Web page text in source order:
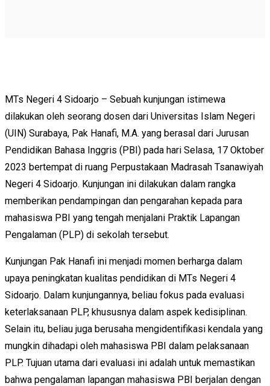
MTs Negeri 4 Sidoarjo – Sebuah kunjungan istimewa
dilakukan oleh seorang dosen dari Universitas Islam Negeri
(UIN) Surabaya, Pak Hanafi, M.A. yang berasal dari Jurusan
Pendidikan Bahasa Inggris (PBI) pada hari Selasa, 17 Oktober
2023 bertempat di ruang Perpustakaan Madrasah Tsanawiyah
Negeri 4 Sidoarjo. Kunjungan ini dilakukan dalam rangka
memberikan pendampingan dan pengarahan kepada para
mahasiswa PBI yang tengah menjalani Praktik Lapangan
Pengalaman (PLP) di sekolah tersebut.
Kunjungan Pak Hanafi ini menjadi momen berharga dalam
upaya peningkatan kualitas pendidikan di MTs Negeri 4
Sidoarjo. Dalam kunjungannya, beliau fokus pada evaluasi
keterlaksanaan PLP, khususnya dalam aspek kedisiplinan.
Selain itu, beliau juga berusaha mengidentifikasi kendala yang
mungkin dihadapi oleh mahasiswa PBI dalam pelaksanaan
PLP. Tujuan utama dari evaluasi ini adalah untuk memastikan
bahwa pengalaman lapangan mahasiswa PBI berjalan dengan